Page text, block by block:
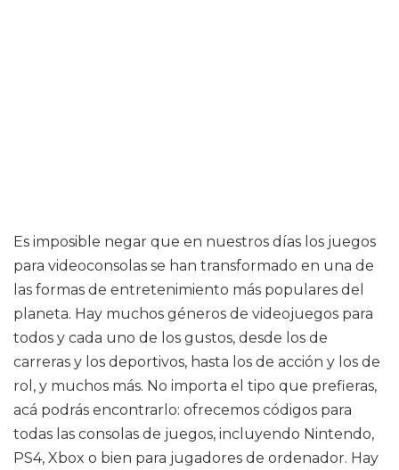
Es imposible negar que en nuestros días los juegos
para videoconsolas se han transformado en una de
las formas de entretenimiento más populares del
planeta. Hay muchos géneros de videojuegos para
todos y cada uno de los gustos, desde los de
carreras y los deportivos, hasta los de acción y los de
rol, y muchos más. No importa el tipo que prefieras,
acá podrás encontrarlo: ofrecemos códigos para
todas las consolas de juegos, incluyendo Nintendo,
PS4, Xbox o bien para jugadores de ordenador. Hay